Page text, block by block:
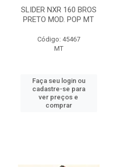
SLIDER NXR 160 BROS
PRETO MOD. POP MT
Código: 45467
MT
Faça seu login ou
cadastre-se para
ver preços e
comprar